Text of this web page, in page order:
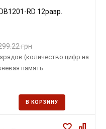
RD 12разр.
грн
(количество цифр на
память
В КОРЗИНУ